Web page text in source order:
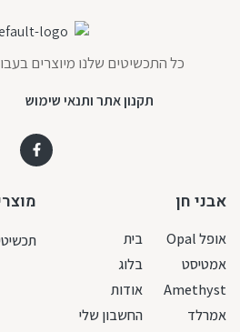
כל התכשיטים שלנו מיוצרים
תקנון אתר ותנאי שימוש
אבני חן
אופל Opal
אמטיסט
Amethyst
אמרלד
בית
בלוג
אודות
החשבון שלי